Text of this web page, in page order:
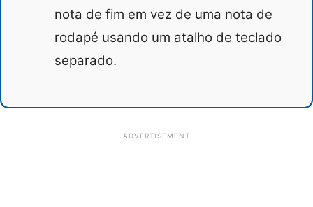
nota de fim em vez de uma nota de
rodapé usando um atalho de teclado
separado.
ADVERTISEMENT